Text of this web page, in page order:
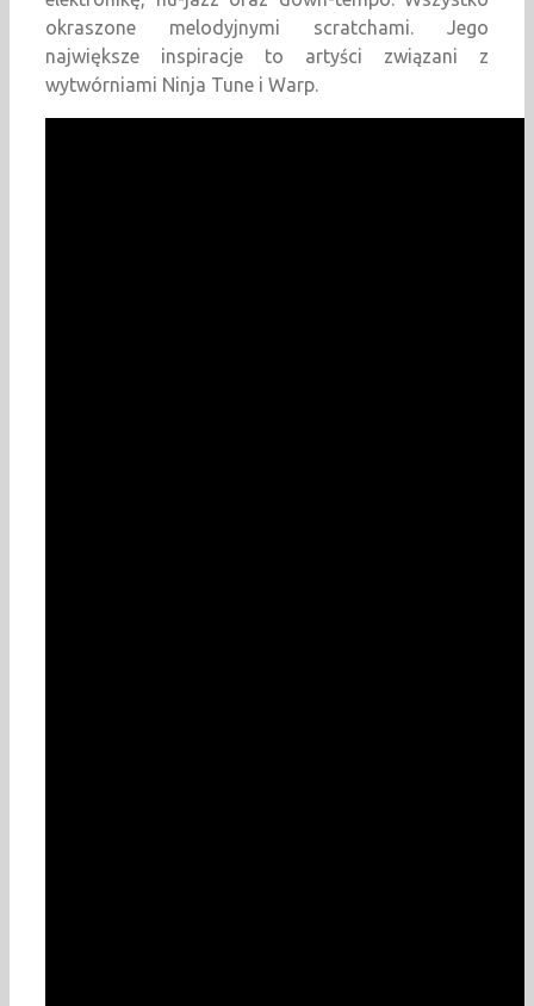
okraszone melodyjnymi scratchami. Jego
największe inspiracje to artyści związani z
wytwórniami Ninja Tune i Warp.